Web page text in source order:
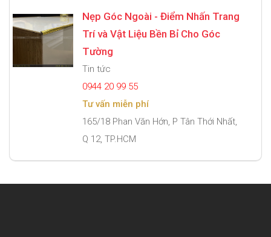
Nẹp Góc Ngoài - Điểm Nhấn Trang
Trí và Vật Liệu Bền Bỉ Cho Góc
Tường
Tin tức
0944 20 99 55
Tư vấn miễn phí
165/18 Phan Văn Hớn, P Tân Thới Nhất,
Q 12, TP.HCM